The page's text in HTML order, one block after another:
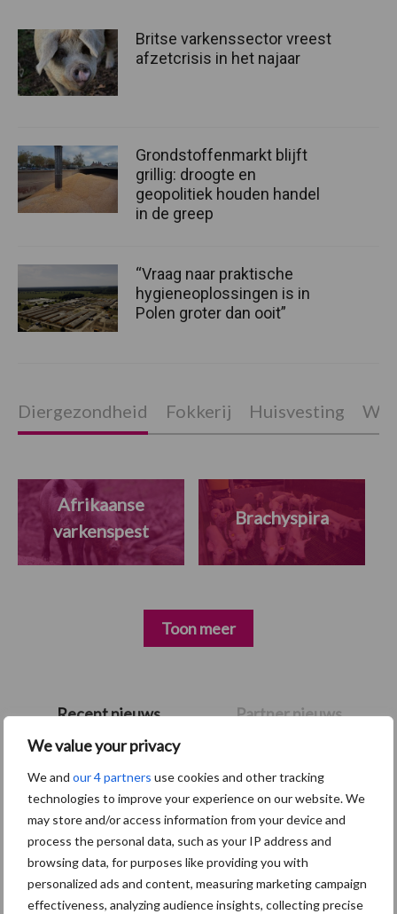
We value your privacy
We and our 4 partners use cookies and other tracking
technologies to improve your experience on our website. We
may store and/or access information from your device and
process the personal data, such as your IP address and
browsing data, for purposes like providing you with
personalized ads and content, measuring marketing campaign
effectiveness, analyzing audience insights, collecting precise
Primaire
Sidebar
Recent nieuws Partner nieuws
afzetcrisis in het najaar
7 aug
Grondstoffenmarkt blijft grillig:
droogte en geopolitiek houden
handel in de greep
Britse varkenssector vreest
afzetcrisis in het najaar
Grondstoffenmarkt blijft
grillig: droogte en
geopolitiek houden handel
in de greep
“Vraag naar praktische
hygieneoplossingen is in
Polen groter dan ooit”
Diergezondheid Fokkerij Huisvesting
Afrikaanse
varkenspest
Brachyspira
Toon meer